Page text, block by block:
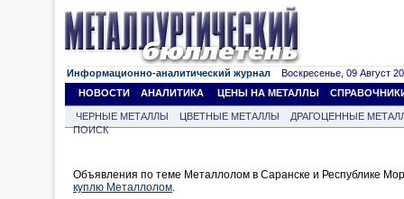
Информационно-аналитический журнал Воскресенье, 09 Август
НОВОСТИ
АНАЛИТИКА ЦЕНЫ НА МЕТАЛЛЫ
ЧЕРНЫЕ МЕТАЛЛЫ ЦВЕТНЫЕ МЕТАЛЛЫ
ДРАГОЦЕННЫЕ
ПОИСК
Объявления по теме Металлолом в Саранске и Республике
куплю Металлолом.